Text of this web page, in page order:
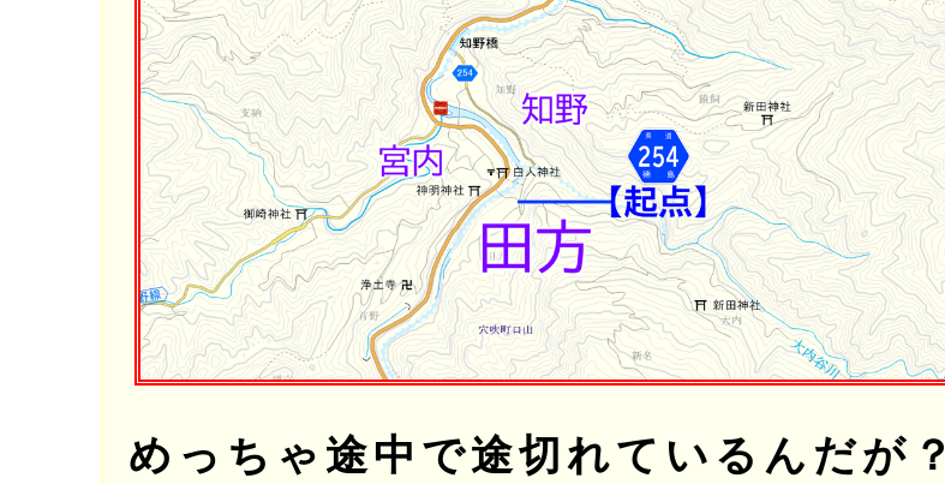
めっちゃ途中で途切れているんだが？